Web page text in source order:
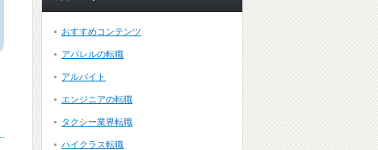
おすすめコンテンツ
アパレルの転職
アルバイト
エンジニアの転職
タクシー業界転職
ハイクラス転職